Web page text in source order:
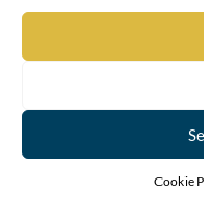
Cookie
272
Hermelin
2021
Ointroducerad
Ointroducerad